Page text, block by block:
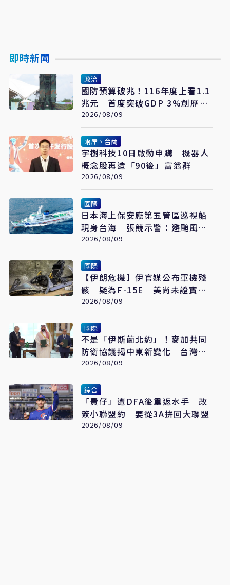
即時新聞
政治
國防預算破兆！116年度上看1.1
兆元 首度突破GDP 3%創歷史
新高
2026/08/09
兩岸、台商
宇樹科技10日啟動申購 機器人
概念股再造「90後」富翁群
2026/08/09
國際
日本海上保安廳第五管區巡視船
現身台海 張競示警：避颱風也
要關注航行動向
2026/08/09
國際
【伊朗危機】伊官媒公布軍機殘
骸 疑為F-15E 美尚未證實遭
擊落
2026/08/09
國際
不是「伊斯蘭北約」！麥加共同
防衛協議揭中東新變化 台灣該
看懂「多層次安全」
2026/08/09
綜合
「費仔」遭DFA後重返水手 改
簽小聯盟約 要從3A拚回大聯盟
2026/08/09